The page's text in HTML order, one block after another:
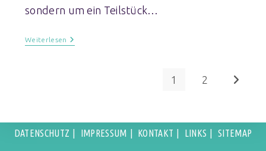
sondern um ein Teilstück…
Weiterlesen
1 2
DATENSCHUTZ IMPRESSUM KONTAKT LINKS SITEMAP